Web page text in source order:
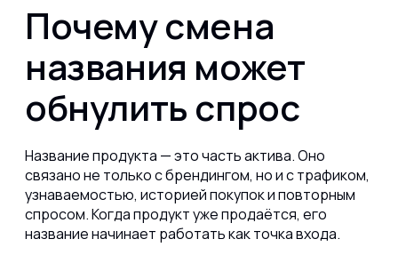
Почему смена
названия может
обнулить спрос
Название продукта — это часть актива. Оно
связано не только с брендингом, но и с трафиком,
узнаваемостью, историей покупок и повторным
спросом. Когда продукт уже продаётся, его
название начинает работать как точка входа.